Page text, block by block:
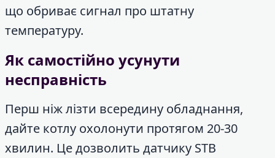
що обриває сигнал про штатну
температуру.
Як самостійно усунути
несправність
Перш ніж лізти всередину обладнання,
дайте котлу охолонути протягом 20-30
хвилин. Це дозволить датчику STB